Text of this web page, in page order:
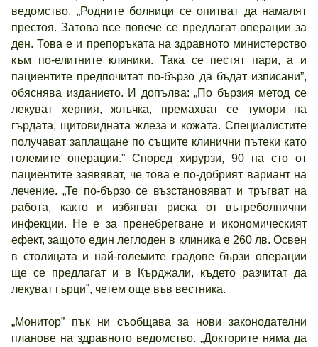
ведомство. „Родните болници се опитват да намалят
престоя. Затова все повече се предлагат операции за
ден. Това е и препоръката на здравното министерство
към по-елитните клиники. Така се пестят пари, а и
пациентите предпочитат по-бързо да бъдат изписани”,
обяснява изданието. И допълва: „По бързия метод се
лекуват херния, жлъчка, премахват се тумори на
гърдата, щитовидната жлеза и кожата. Специалистите
получават заплащане по същите клинични пътеки като
големите операции.” Според хирурзи, 90 на сто от
пациентите заявяват, че това е по-добрият вариант на
лечение. „Те по-бързо се възстановяват и тръгват на
работа, както и избягват риска от вътреболнични
инфекции. Не е за пренебрегване и икономическият
ефект, защото един леглоден в клиника е 260 лв. Освен
в столицата и най-големите градове бързи операции
ще се предлагат и в Кърджали, където разчитат да
лекуват гърци”, четем още във вестника.
„Монитор” пък ни съобщава за нови законодателни
планове на здравното ведомство. „Докторите няма да